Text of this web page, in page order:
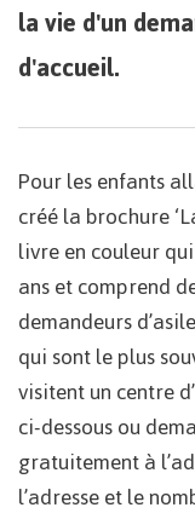
la vie d'un
d'accueil.
Pour les enfants
créé la brochure
livre en couleur
ans et comprend
demandeurs
qui sont le plus
visitent un centre
ci-dessous ou
gratuitement à
l’adresse et le